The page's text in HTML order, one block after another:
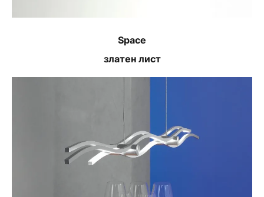
Space
златен лист